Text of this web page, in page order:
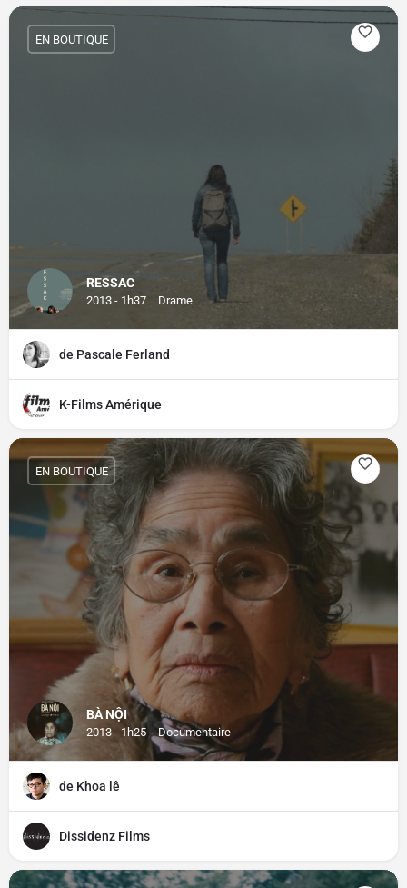
RESSAC
2013 - 1h37 Drame
EN BOUTIQUE
de Pascale Ferland
K-Films Amérique
BÀ NỘI
2013 - 1h25 Documentaire
EN BOUTIQUE
de Khoa lê
Dissidenz Films